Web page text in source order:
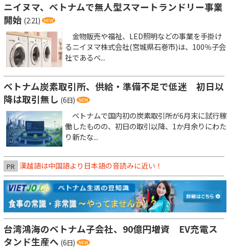
ニイヌマ、ベトナムで無人型スマートランドリー事業
開始 (2:21)
金物販売や福祉、LED照明などの事業を手掛け
るニイヌマ株式会社(宮城県石巻市)は、100％子会
社であるベ...
ベトナム炭素取引所、供給・準備不足で低迷 初日以
降は取引無し (6日)
ベトナムで国内初の炭素取引所が6月末に試行稼
働したものの、初日の取引以降、1か月余りにわた
り新たな...
PR 漢越語は中国語より日本語の音読みに近い！
台湾鴻海のベトナム子会社、90億円増資 EV充電ス
タンド生産へ (6日)